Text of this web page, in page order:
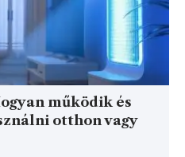
működik és
otthon vagy